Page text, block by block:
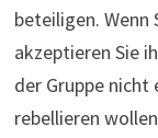
beteiligen.
akzeptieren Sie
der Gruppe nicht
rebellieren